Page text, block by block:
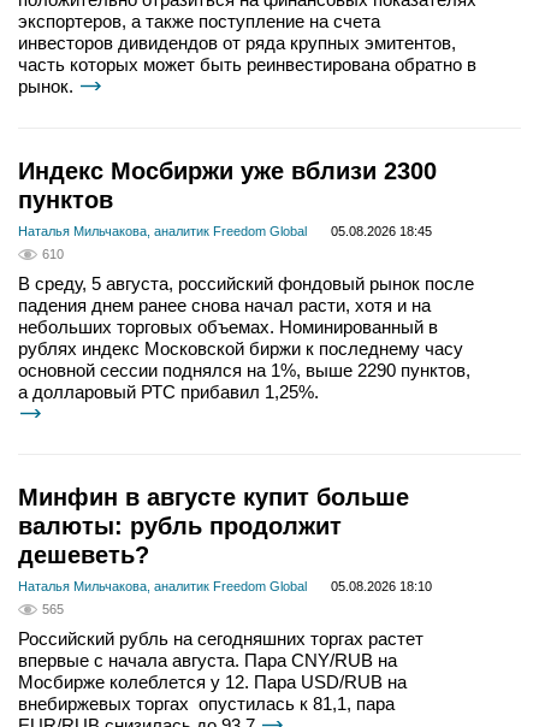
экспортеров, а также поступление на счета
инвесторов дивидендов от ряда крупных эмитентов,
часть которых может быть реинвестирована обратно в
рынок.
Индекс Мосбиржи уже вблизи 2300
пунктов
Наталья Мильчакова, аналитик Freedom Global
05.08.2026 18:45
610
В среду, 5 августа, российский фондовый рынок после
падения днем ранее снова начал расти, хотя и на
небольших торговых объемах. Номинированный в
рублях индекс Московской биржи к последнему часу
основной сессии поднялся на 1%, выше 2290 пунктов,
а долларовый РТС прибавил 1,25%.
Минфин в августе купит больше
валюты: рубль продолжит
дешеветь?
Наталья Мильчакова, аналитик Freedom Global
05.08.2026 18:10
565
Российский рубль на сегодняшних торгах растет
впервые с начала августа. Пара CNY/RUB на
Мосбирже колеблется у 12. Пара USD/RUB на
внебиржевых торгах опустилась к 81,1, пара